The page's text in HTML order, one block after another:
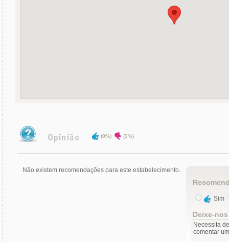
(0%) (0%)
Não existem recomendações para este estabelecimento.
Sim
Deixe-